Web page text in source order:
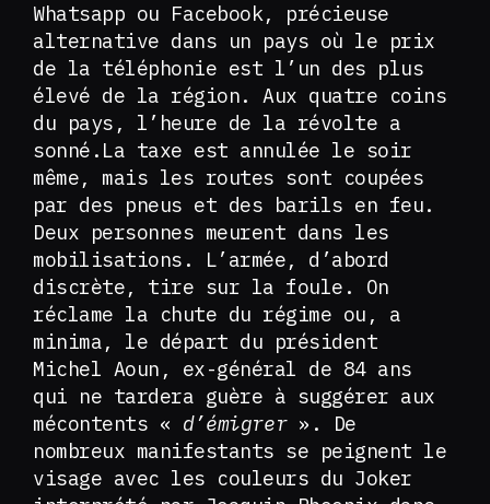
Whatsapp ou Facebook, précieuse
alternative dans un pays où le prix
de la téléphonie est l’un des plus
élevé de la région. Aux quatre coins
du pays, l’heure de la révolte a
sonné.La taxe est annulée le soir
même, mais les routes sont coupées
par des pneus et des barils en feu.
Deux personnes meurent dans les
mobilisations. L’armée, d’abord
discrète, tire sur la foule. On
réclame la chute du régime ou, a
minima, le départ du président
Michel Aoun, ex-général de 84 ans
qui ne tardera guère à suggérer aux
mécontents « d’émigrer ». De
nombreux manifestants se peignent le
visage avec les couleurs du Joker